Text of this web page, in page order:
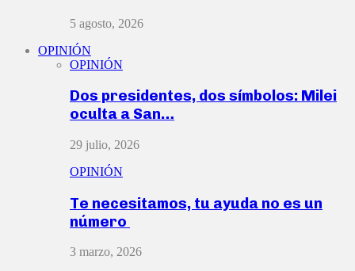
5 agosto, 2026
OPINIÓN
OPINIÓN
Dos presidentes, dos símbolos: Milei
oculta a San…
29 julio, 2026
OPINIÓN
Te necesitamos, tu ayuda no es un
número
3 marzo, 2026